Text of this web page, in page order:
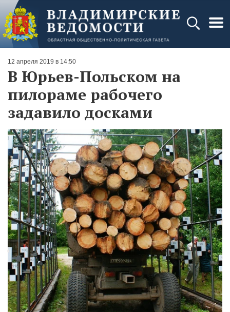
12 апреля 2019 в 14:50
В Юрьев-Польском на
пилораме рабочего
задавило досками